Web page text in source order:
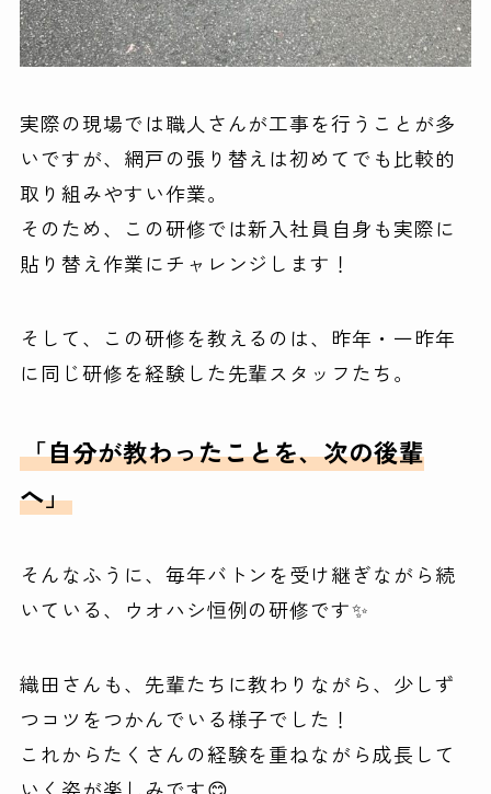
実際の現場では職人さんが工事を行うことが多
いですが、網戸の張り替えは初めてでも比較的
取り組みやすい作業。
そのため、この研修では新入社員自身も実際に
貼り替え作業にチャレンジします！
そして、この研修を教えるのは、昨年・一昨年
に同じ研修を経験した先輩スタッフたち。
「自分が教わったことを、次の後輩
へ」
そんなふうに、毎年バトンを受け継ぎながら続
いている、ウオハシ恒例の研修です✨
織田さんも、先輩たちに教わりながら、少しず
つコツをつかんでいる様子でした！
これからたくさんの経験を重ねながら成長して
いく姿が楽しみです😊